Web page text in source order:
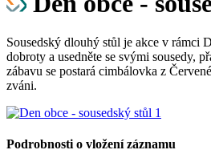
Sousedský dlouhý stůl je akce v rámci
dobroty a usedněte se svými sousedy,
zábavu se postará cimbálovka z
zváni.
Podrobnosti o vložení záznamu